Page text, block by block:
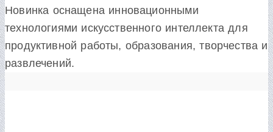
Новинка оснащена инновационными
технологиями искусственного интеллекта для
продуктивной работы, образования, творчества и
развлечений.